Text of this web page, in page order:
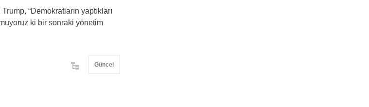
“Demokratların yaptıkları
ki bir sonraki yönetim
Güncel